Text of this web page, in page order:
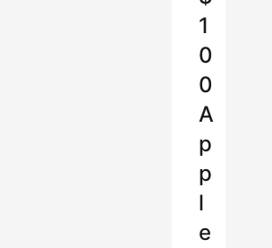
1
0
0
A
p
p
l
e